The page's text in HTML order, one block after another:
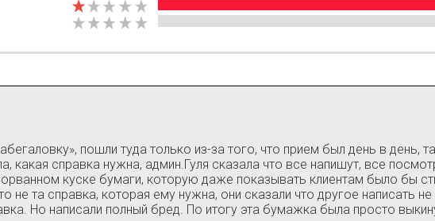
пошли туда только из-за того, что прием был день в день,
какая справка нужна, админ.Гуля сказала что все напишут, все
куске бумаги, которую даже показывать клиентам было бы
та справка, которая ему нужна, они сказали что другое написать
Но написали полный бред. По итогу эта бумажка была просто